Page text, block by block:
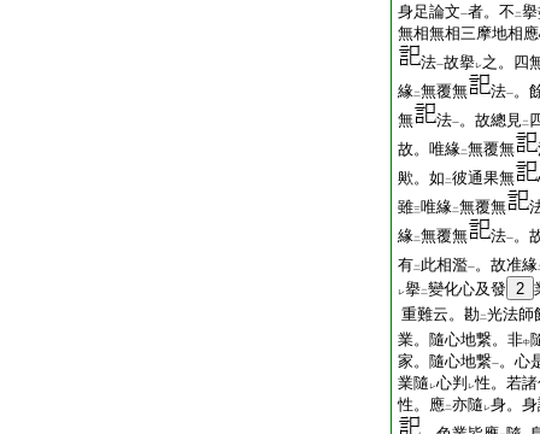
身足論文一者。不 二
無相無相三摩地相
法一故擧レ之。四
緣二無覆無 法一。
無
法一。故總見二
故。唯緣二無覆無
歟。如 二彼通果無
雖三唯緣二無覆無
緣二無覆無 法一。
有二 此相濫一。故准緣
レ擧二變化心及發 2
重難云。勘二光法師
業。隨心地繋。非中
家。隨心地繋一。心
業隨 レ心判 レ性。若
性。應二亦隨 レ身。